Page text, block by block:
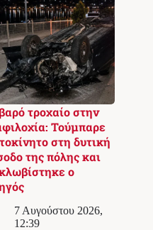
τροχαίο στην
Τούμπαρε
στη δυτική
της πόλης και
ο
7 Αυγούστου 2026,
12:39